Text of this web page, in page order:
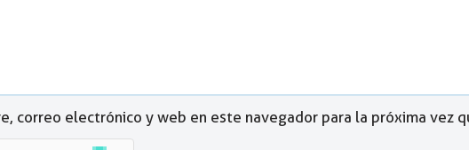
correo electrónico y web en este navegador para la próxima vez